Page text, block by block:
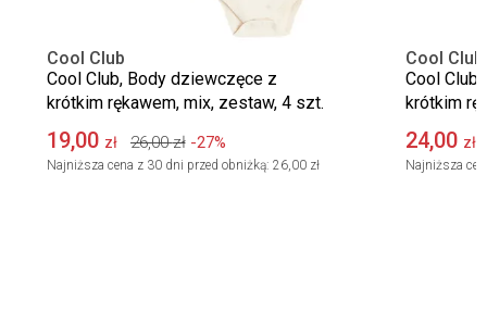
Cool Club
Cool Club, Body dziewczęce z
krótkim rękawem, mix, zestaw, 4 szt.
19,00 zł 26,00 zł -27%
Najniższa cena z 30 dni przed obniżką: 26,00 zł
Cool Club
Cool
krótkim
24,00 zł
Najniższa